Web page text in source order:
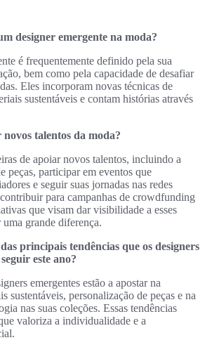
designer emergente na moda?
é frequentemente definido pela sua
bem como pela capacidade de desafiar
Eles incorporam novas técnicas de
sustentáveis e contam histórias através
talentos da moda?
de apoiar novos talentos, incluindo a
peças, participar em eventos que
e seguir suas jornadas nas redes
para campanhas de crowdfunding
que visam dar visibilidade a esses
grande diferença.
principais tendências que os designers
este ano?
emergentes estão a apostar na
sustentáveis, personalização de peças e na
nas suas coleções. Essas tendências
valoriza a individualidade e a